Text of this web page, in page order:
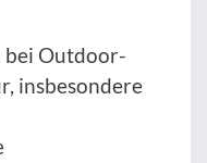
bei Outdoor-
insbesondere